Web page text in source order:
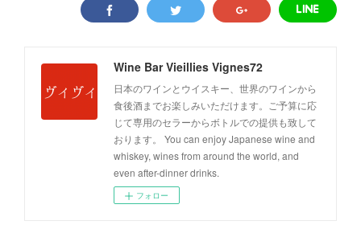
Wine Bar Vieillies Vignes72
日本のワインとウイスキー、世界のワインから
食後酒までお楽しみいただけます。ご予算に応
じて専用のセラーからボトルでの提供も致して
おります。 You can enjoy Japanese wine and
whiskey, wines from around the world, and
even after-dinner drinks.
フォロー